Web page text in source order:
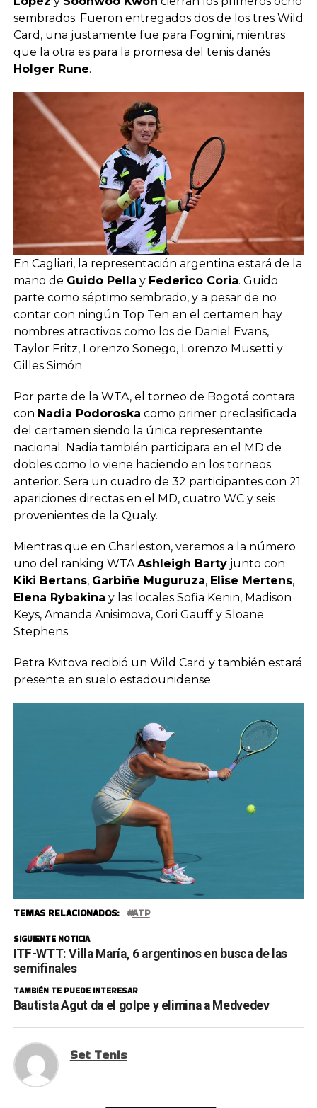
sembrados. Fueron entregados dos de los tres Wild
Card, una justamente fue para Fognini, mientras
que la otra es para la promesa del tenis danés
Holger Rune.
En Cagliari, la representación argentina estará de la
mano de Guido Pella y Federico Coria. Guido
parte como séptimo sembrado, y a pesar de no
contar con ningún Top Ten en el certamen hay
nombres atractivos como los de Daniel Evans,
Taylor Fritz, Lorenzo Sonego, Lorenzo Musetti y
Gilles Simón.
Por parte de la WTA, el torneo de Bogotá contara
con Nadia Podoroska como primer preclasificada
del certamen siendo la única representante
nacional. Nadia también participara en el MD de
dobles como lo viene haciendo en los torneos
anterior. Sera un cuadro de 32 participantes con 21
apariciones directas en el MD, cuatro WC y seis
provenientes de la Qualy.
Mientras que en Charleston, veremos a la número
uno del ranking WTA Ashleigh Bartyjunto con
Kiki Bertans, Garbiñe Muguruza, Elise Mertens,
Elena Rybakina y las locales Sofia Kenin, Madison
Keys, Amanda Anisimova, Cori Gauff y Sloane
Stephens.
Petra Kvitova recibió un Wild Card y también estará
presente en suelo estadounidense
TEMAS RELACIONADOS: ATP
SIGUIENTE NOTICIA
ITF-WTT: Villa María, 6 argentinos en busca de las
semifinales
TAMBIÉN TE PUEDE INTERESAR
Bautista Agut da el golpe y elimina a Medvedev
Set Tenis